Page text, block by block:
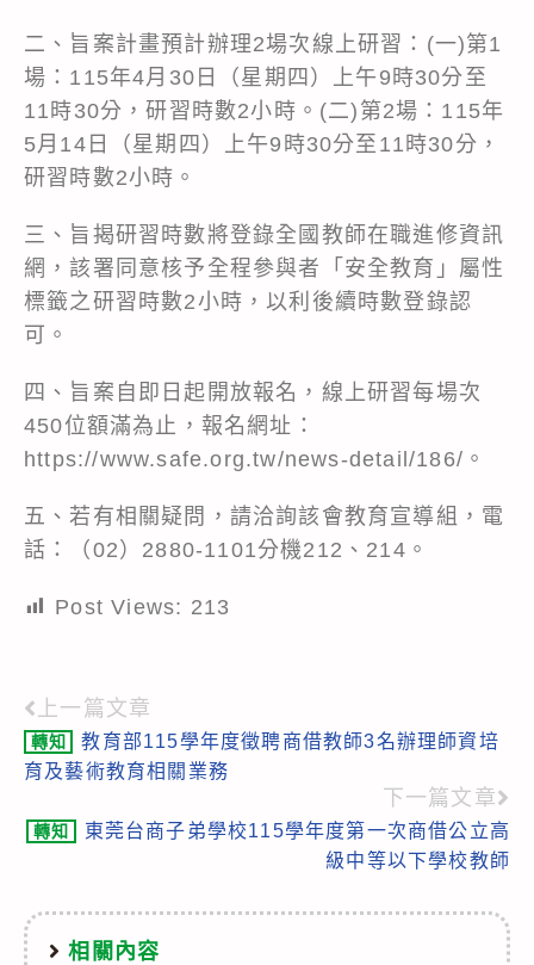
二、旨案計畫預計辦理2場次線上研習：(一)第1
場：115年4月30日（星期四）上午9時30分至
11時30分，研習時數2小時。(二)第2場：115年
5月14日（星期四）上午9時30分至11時30分，
研習時數2小時。
三、旨揭研習時數將登錄全國教師在職進修資訊
網，該署同意核予全程參與者「安全教育」屬性
標籤之研習時數2小時，以利後續時數登錄認
可。
四、旨案自即日起開放報名，線上研習每場次
450位額滿為止，報名網址：
https://www.safe.org.tw/news-detail/186/。
五、若有相關疑問，請洽詢該會教育宣導組，電
話：（02）2880-1101分機212、214。
Post Views: 213
Read
more
上一篇文章
轉知
教育部115學年度徵聘商借教師3名辦理師資培
育及藝術教育相關業務
下一篇文章
轉知
東莞台商子弟學校115學年度第一次商借公立高
級中等以下學校教師
相關內容